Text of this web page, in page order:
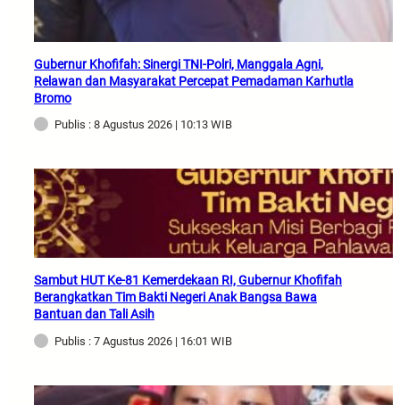
Gubernur Khofifah: Sinergi TNI-Polri, Manggala Agni,
Relawan dan Masyarakat Percepat Pemadaman Karhutla
Bromo
Publis : 8 Agustus 2026 | 10:13 WIB
Sambut HUT Ke-81 Kemerdekaan RI, Gubernur Khofifah
Berangkatkan Tim Bakti Negeri Anak Bangsa Bawa
Bantuan dan Tali Asih
Publis : 7 Agustus 2026 | 16:01 WIB